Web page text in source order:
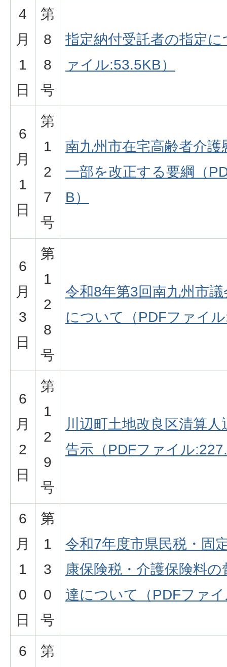
4
月
1
日
第
8
8
号
指定納付受託者の指定
ァイル:53.5KB）
6
月
1
日
第
1
2
7
号
南九州市在宅高齢者介
一部を改正する要綱（
B）
6
月
3
日
第
1
2
8
号
令和8年第3回南九州市
について（PDFファイ
6
月
2
日
第
1
2
9
号
川辺町土地改良区清算
告示（PDFファイル
6
月
1
0
日
第
1
3
0
号
令和7年度市県民税・固
康保険税・介護保険料
達について（PDFファ
6
第